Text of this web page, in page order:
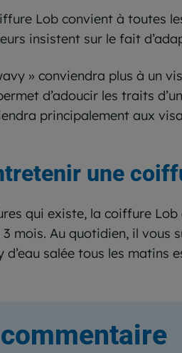
Lob convient à toutes
insistent sur le fait
» conviendra plus à un
d’adoucir les traits
principalement aux
une
qui existe, la coiffure
mois. Au quotidien, il vous
d’eau salée tous les matins